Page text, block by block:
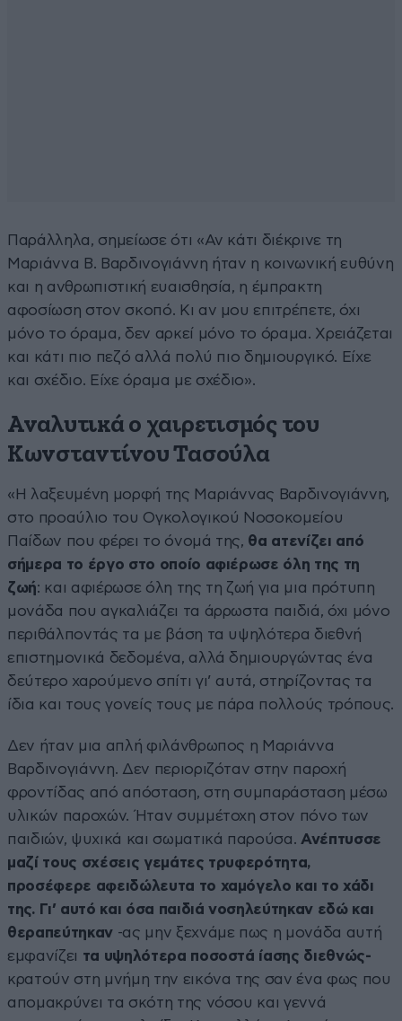
Παράλληλα, σημείωσε ότι «Αν κάτι διέκρινε τη
Μαριάννα Β. Βαρδινογιάννη ήταν η κοινωνική ευθύνη
και η ανθρωπιστική ευαισθησία, η έμπρακτη
αφοσίωση στον σκοπό. Κι αν μου επιτρέπετε, όχι
μόνο το όραμα, δεν αρκεί μόνο το όραμα. Χρειάζεται
και κάτι πιο πεζό αλλά πολύ πιο δημιουργικό. Είχε
και σχέδιο. Είχε όραμα με σχέδιο».
Αναλυτικά ο χαιρετισμός του
Κωνσταντίνου Τασούλα
«Η λαξευμένη μορφή της Μαριάννας Βαρδινογιάννη,
στο προαύλιο του Ογκολογικού Νοσοκομείου
Παίδων που φέρει το όνομά της, θα ατενίζει από
σήμερα το έργο στο οποίο αφιέρωσε όλη της τη
ζωή: και αφιέρωσε όλη της τη ζωή για μια πρότυπη
μονάδα που αγκαλιάζει τα άρρωστα παιδιά, όχι μόνο
περιθάλποντάς τα με βάση τα υψηλότερα διεθνή
επιστημονικά δεδομένα, αλλά δημιουργώντας ένα
δεύτερο χαρούμενο σπίτι γι’ αυτά, στηρίζοντας τα
ίδια και τους γονείς τους με πάρα πολλούς τρόπους.
Δεν ήταν μια απλή φιλάνθρωπος η Μαριάννα
Βαρδινογιάννη. Δεν περιοριζόταν στην παροχή
φροντίδας από απόσταση, στη συμπαράσταση μέσω
υλικών παροχών. Ήταν συμμέτοχη στον πόνο των
παιδιών, ψυχικά και σωματικά παρούσα. Ανέπτυσσε
μαζί τους σχέσεις γεμάτες τρυφερότητα,
προσέφερε αφειδώλευτα το χαμόγελο και το χάδι
της. Γι’ αυτό και όσα παιδιά νοσηλεύτηκαν εδώ και
θεραπεύτηκαν -ας μην ξεχνάμε πως η μονάδα αυτή
εμφανίζει τα υψηλότερα ποσοστά ίασης διεθνώς-
κρατούν στη μνήμη την εικόνα της σαν ένα φως που
απομακρύνει τα σκότη της νόσου και γεννά